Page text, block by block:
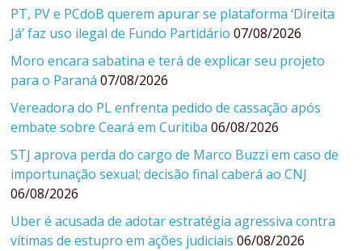
PT, PV e PCdoB querem apurar se plataforma ‘Direita
Já’ faz uso ilegal de Fundo Partidário 07/08/2026
Moro encara sabatina e terá de explicar seu projeto
para o Paraná 07/08/2026
Vereadora do PL enfrenta pedido de cassação após
embate sobre Ceará em Curitiba 06/08/2026
STJ aprova perda do cargo de Marco Buzzi em caso de
importunação sexual; decisão final caberá ao CNJ
06/08/2026
Uber é acusada de adotar estratégia agressiva contra
vítimas de estupro em ações judiciais 06/08/2026